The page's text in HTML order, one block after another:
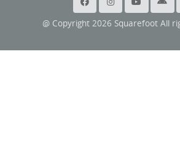
@ Copyright 2026 Squarefoot All